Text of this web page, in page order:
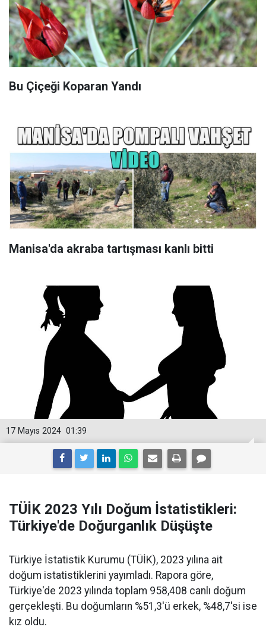
Bu Çiçeği Koparan Yandı
Manisa'da akraba tartışması kanlı bitti
01:39
17 Mayıs 2024
TÜİK 2023 Yılı Doğum İstatistikleri:
Türkiye'de Doğurganlık Düşüşte
Türkiye İstatistik Kurumu (TÜİK), 2023 yılına ait
doğum istatistiklerini yayımladı. Rapora göre,
Türkiye'de 2023 yılında toplam 958,408 canlı doğum
gerçekleşti. Bu doğumların %51,3'ü erkek, %48,7'si ise
kız oldu.